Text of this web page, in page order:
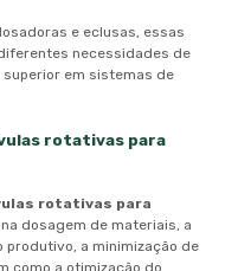
e eclusas, essas
necessidades de
em sistemas de
rotativas para
rotativas para
dosagem de materiais, a
a minimização de
como a otimização do